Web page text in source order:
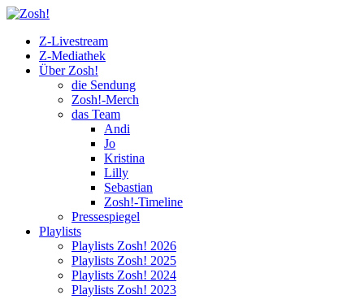
Z-Livestream
Z-Mediathek
Über Zosh!
die Sendung
Zosh!-Merch
das Team
Andi
Jo
Kristina
Lilly
Sebastian
Zosh!-Timeline
Pressespiegel
Playlists
Playlists Zosh! 2026
Playlists Zosh! 2025
Playlists Zosh! 2024
Playlists Zosh! 2023